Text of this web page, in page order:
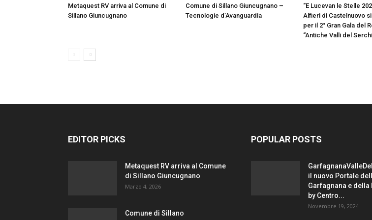
Metaquest RV arriva al Comune di
Sillano Giuncugnano
Comune di Sillano Giuncugnano –
Tecnologie d’Avanguardia
“E Lucevan le Stelle
Alfieri di Castelnuovo
per il 2° Gran Gala del
“Antiche Valli del
EDITOR PICKS
Metaquest RV arriva al Comune
di Sillano Giuncugnano
Marzo 4, 2026
Comune di Sillano
POPULAR POSTS
il nuovo Portale
Garfagnana e della
by Centro...
Novembre 19, 2024